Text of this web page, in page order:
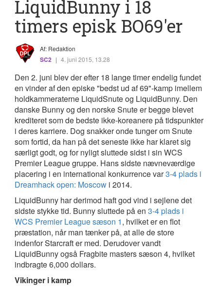
LiquidBunny i 18
timers episk BO69'er
Af: Redaktion
SC2 | 4. juni 2015, 13.28
Den 2. juni blev der efter 18 lange timer endelig fundet
en vinder af den episke "bedst ud af 69"-kamp imellem
holdkammeraterne LiquidSnute og LiquidBunny. Den
danske Bunny og den norske Snute er begge blevet
krediteret som de bedste ikke-koreanere på tidspunkter
i deres karriere. Dog snakker onde tunger om Snute
som fortid, da han på det seneste ikke har klaret sig
særligt godt, og for nyligt sluttede sidst i sin WCS
Premier League gruppe. Hans sidste nævneværdige
placering i en international konkurrence var3-4 plads i
Dreamhack open: Moscow i 2014.
LiquidBunny har derimod haft god vind i sejlene det
sidste stykke tid. Bunny sluttede på en 3-4 plads i
WCS Premier League sæson 1, hvilket er en flot
præstation, når man tænker på, at alle de store
indenfor Starcraft er med. Derudover vandt
LiquidBunny også Fragbite masters sæson 4, hvilket
indbragte 6,000 dollars.
Vikinger i kamp